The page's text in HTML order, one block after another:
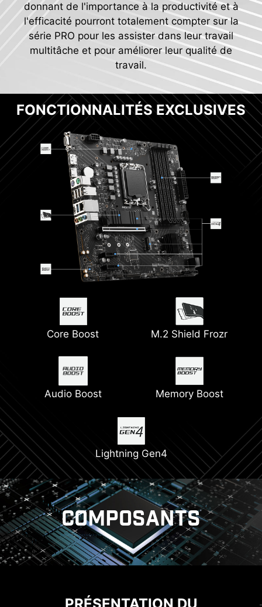
donnant de l'importance à la productivité et à
l'efficacité pourront totalement compter sur la
série PRO pour les assister dans leur travail
multitâche et pour améliorer leur qualité de
travail.
FONCTIONNALITÉS EXCLUSIVES
Core Boost M.2 Shield Frozr
Audio Boost Memory Boost
Lightning Gen4
COMPOSANTS
REFROIDISSEMENT